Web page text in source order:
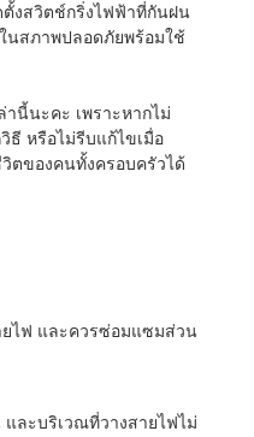
ตั้งสวิตช์กริ่งไฟฟ้าที่กันฝน
นสภาพปลอดภัยพร้อมใช้
นะคะ เพราะหากไม่
ธี หรือไม่รีบแก้ไขเมื่อ
ตของคนทั้งครอบครัวได้
ไฟ และควรซ่อมแซมส่วน
และบริเวณที่วางสายไฟไม่